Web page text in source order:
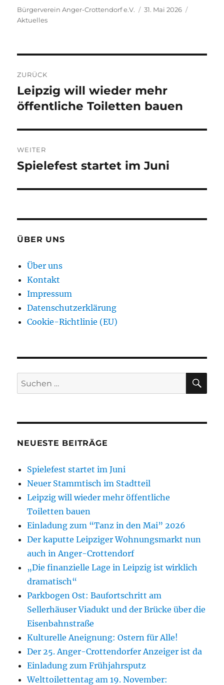
Autor
Bürgerverein Anger-Crottendorf e.V.
Veröffentlicht
31. Mai 2026
Aktuelles
ZURÜCK
Vorheriger
Beitrag:
Leipzig will wieder mehr
öffentliche Toiletten bauen
WEITER
Nächster
Spielefest startet im Juni
ÜBER UNS
Über uns
Kontakt
Impressum
Datenschutzerklärung
Cookie-Richtlinie (EU)
Suchen
nach:
NEUESTE BEITRÄGE
Spielefest startet im Juni
Neuer Stammtisch im Stadtteil
Leipzig will wieder mehr öffentliche
Toiletten bauen
Einladung zum “Tanz in den Mai” 2026
Der kaputte Leipziger Wohnungsmarkt nun
auch in Anger-Crottendorf
„Die finanzielle Lage in Leipzig ist wirklich
dramatisch“
Parkbogen Ost: Baufortschritt am
Sellerhäuser Viadukt und der Brücke über die
Eisenbahnstraße
Kulturelle Aneignung: Ostern für Alle!
Der 25. Anger-Crottendorfer Anzeiger ist da
Einladung zum Frühjahrsputz
Welttoilettentag am 19. November: